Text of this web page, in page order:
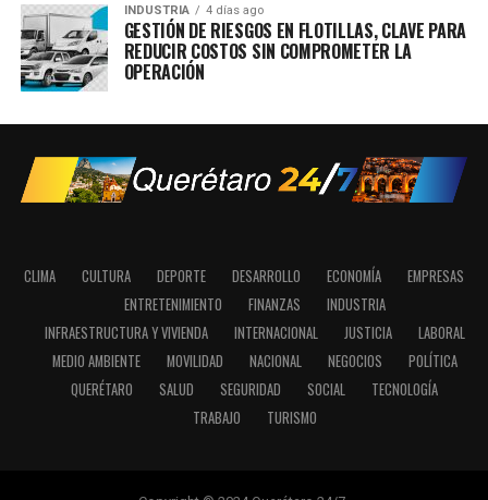
INDUSTRIA 4 días ago
GESTIÓN DE RIESGOS EN FLOTILLAS, CLAVE PARA
REDUCIR COSTOS SIN COMPROMETER LA
OPERACIÓN
CLIMA CULTURA DEPORTE DESARROLLO ECONOMÍA
EMPRESAS
ENTRETENIMIENTO
FINANZAS
INDUSTRIA
INFRAESTRUCTURA Y VIVIENDA
INTERNACIONAL JUSTICIA
LABORAL
MEDIO AMBIENTE
MOVILIDAD NACIONAL NEGOCIOS
POLÍTICA
QUERÉTARO
SALUD SEGURIDAD SOCIAL
TECNOLOGÍA
TRABAJO
TURISMO